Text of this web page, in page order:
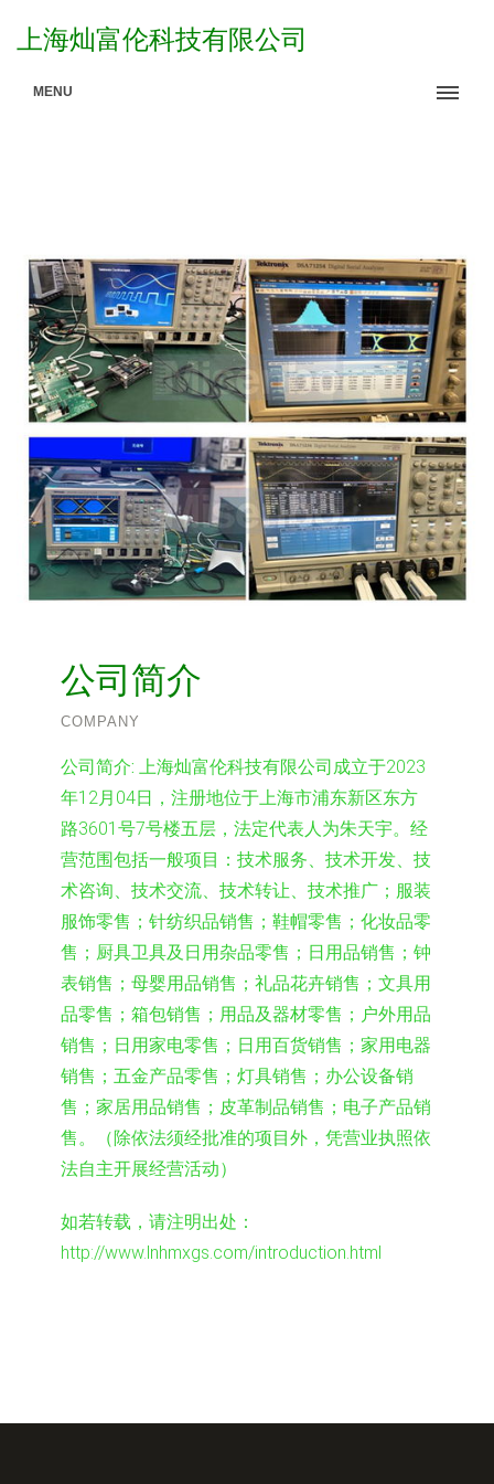
上海灿富伦科技有限公司
MENU
公司简介
COMPANY
公司简介: 上海灿富伦科技有限公司成立于2023
年12月04日，注册地位于上海市浦东新区东方
路3601号7号楼五层，法定代表人为朱天宇。经
营范围包括一般项目：技术服务、技术开发、技
术咨询、技术交流、技术转让、技术推广；服装
服饰零售；针纺织品销售；鞋帽零售；化妆品零
售；厨具卫具及日用杂品零售；日用品销售；钟
表销售；母婴用品销售；礼品花卉销售；文具用
品零售；箱包销售；用品及器材零售；户外用品
销售；日用家电零售；日用百货销售；家用电器
销售；五金产品零售；灯具销售；办公设备销
售；家居用品销售；皮革制品销售；电子产品销
售。（除依法须经批准的项目外，凭营业执照依
法自主开展经营活动）
如若转载，请注明出处：
http://www.lnhmxgs.com/introduction.html